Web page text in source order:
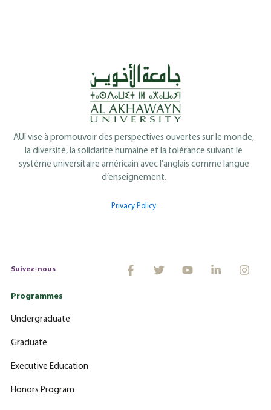
AUI vise à promouvoir des perspectives ouvertes sur le monde,
la diversité, la solidarité humaine et la tolérance suivant le
système universitaire américain avec l’anglais comme langue
d’enseignement.
Privacy Policy
Suivez-nous
Programmes
Undergraduate
Graduate
Executive Education
Honors Program